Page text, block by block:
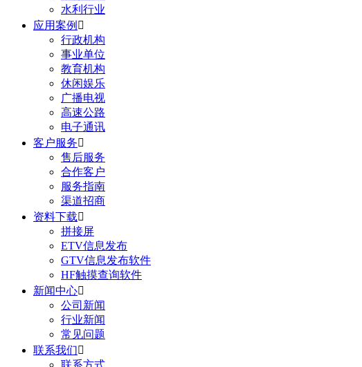
水利行业
应用案例 
行政机构
事业单位
教育机构
休闲娱乐
广播电视
高速公路
电子通讯
客户服务
售后服务
合作客户
服务指南
渠道招商
资料下载
拼接屏
ETV信息发布
GTV信息发布软件
HF触摸查询软件
新闻中心
公司新闻
行业新闻
常见问题
联系我们